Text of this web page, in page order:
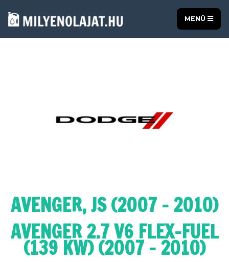
MENÜ
AVENGER, JS (2007 - 2010)
AVENGER 2.7 V6 FLEX-FUEL
(139 KW) (2007 - 2010)